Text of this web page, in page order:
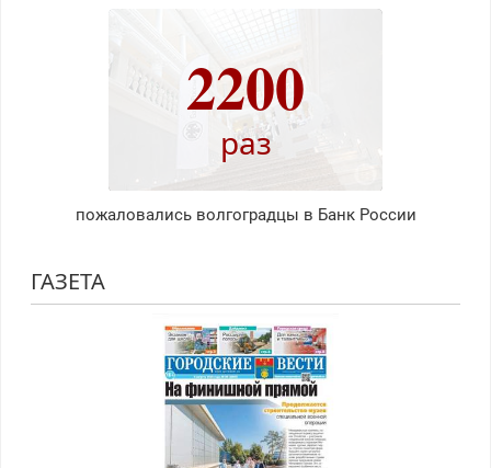
2200
раз
пожаловались волгоградцы в Банк России
ГАЗЕТА